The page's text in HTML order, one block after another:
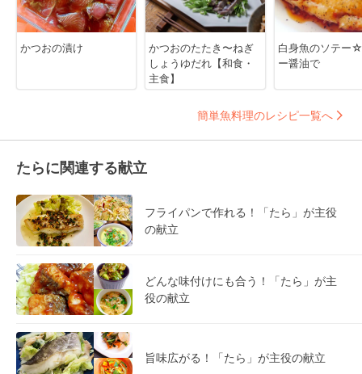
かつおの漬け
かつおのたたき〜ねぎ
しょうゆだれ【和食・
主食】
白身魚のソテー
ー醤油で
簡単魚料理のレシピ一覧へ
たらに関連する献立
フライパンで作れる！「たら」が主役
の献立
どんな味付けにも合う！「たら」が主
役の献立
旨味広がる！「たら」が主役の献立